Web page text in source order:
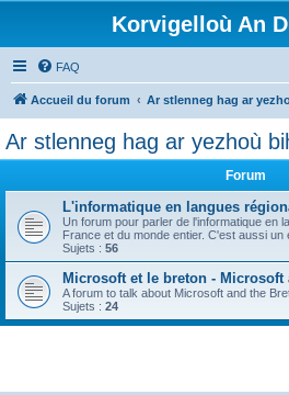
Korvigelloù An
FAQ
Accueil du forum Ar stlenneg hag ar
Ar stlenneg hag ar yezhoù
Forum
L'informatique en langues
Un forum pour parler de l'informatique en
France et du monde entier. C'est aussi
Sujets : 56
Microsoft et le breton -
A forum to talk about Microsoft and the
Sujets : 24